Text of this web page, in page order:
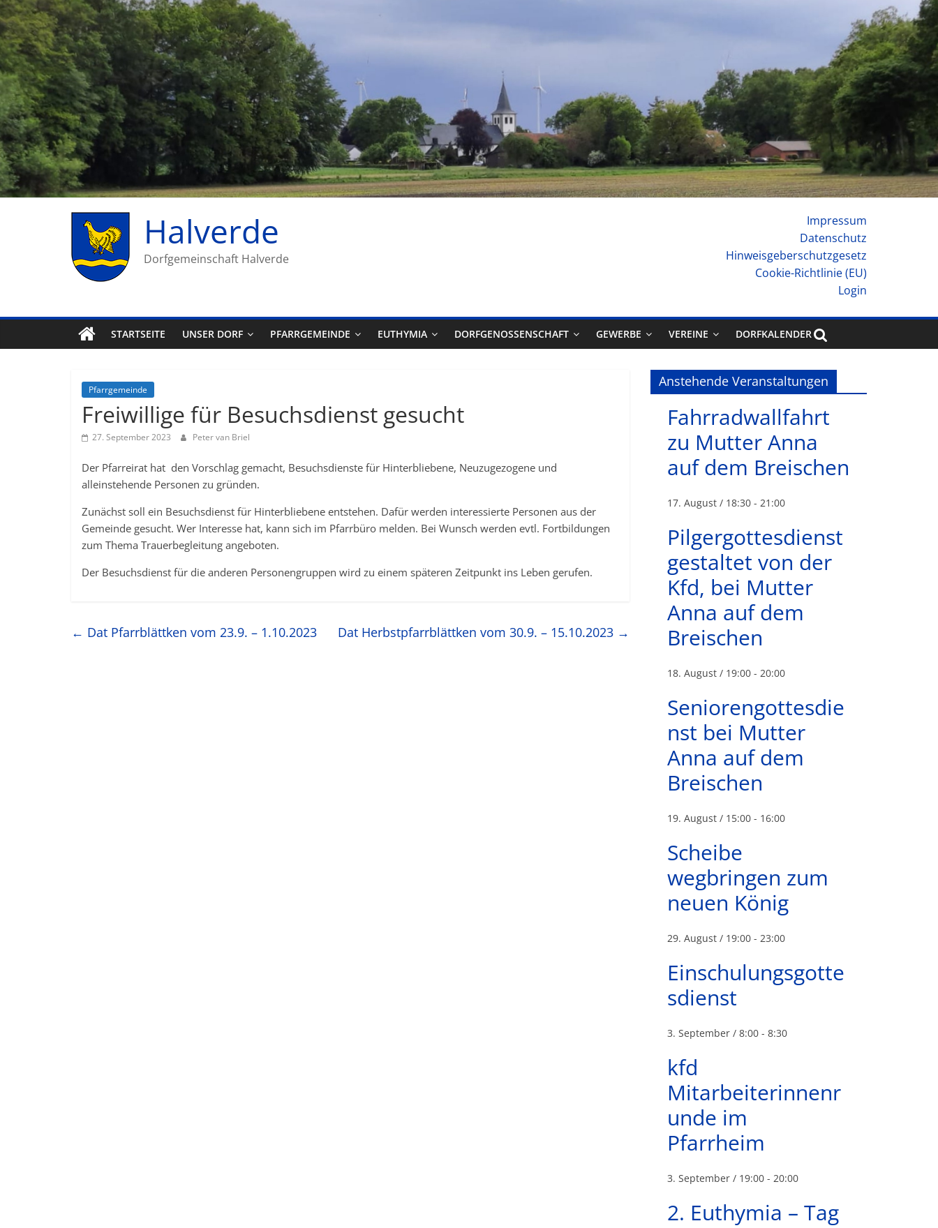
Halverde
Dorfgemeinschaft Halverde
Impressum
Datenschutz
Hinweisgeberschutzgesetz
Cookie-Richtlinie (EU)
Login
STARTSEITE UNSER DORF PFARRGEMEINDE EUTHYMIA DORFGENOSSENSCHAFT GEWERBE VEREINE DORFKALENDER
Pfarrgemeinde
Freiwillige für Besuchsdienst gesucht
27. September 2023 Peter van Briel
Der Pfarreirat hat den Vorschlag gemacht, Besuchsdienste für Hinterbliebene, Neuzugezogene und
alleinstehende Personen zu gründen.
Zunächst soll ein Besuchsdienst für Hinterbliebene entstehen. Dafür werden interessierte Personen aus der
Gemeinde gesucht. Wer Interesse hat, kann sich im Pfarrbüro melden. Bei Wunsch werden evtl. Fortbildungen
zum Thema Trauerbegleitung angeboten.
Der Besuchsdienst für die anderen Personengruppen wird zu einem späteren Zeitpunkt ins Leben gerufen.
← Dat Pfarrblättken vom 23.9. – 1.10.2023 Dat Herbstpfarrblättken vom 30.9. – 15.10.2023 →
Anstehende Veranstaltungen
Fahrradwallfahrt
zu Mutter Anna
auf dem Breischen
17. August / 18:30 - 21:00
Pilgergottesdienst
gestaltet von der
Kfd, bei Mutter
Anna auf dem
Breischen
18. August / 19:00 - 20:00
Seniorengottesdie
nst bei Mutter
Anna auf dem
Breischen
19. August / 15:00 - 16:00
Scheibe
wegbringen zum
neuen König
29. August / 19:00 - 23:00
Einschulungsgotte
sdienst
3. September / 8:00 - 8:30
kfd
Mitarbeiterinnenr
unde im
Pfarrheim
3. September / 19:00 - 20:00
2. Euthymia – Tag